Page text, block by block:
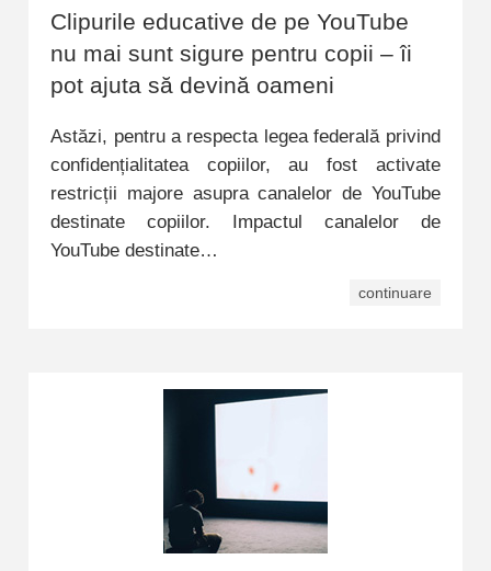
Clipurile educative de pe YouTube
nu mai sunt sigure pentru copii – îi
pot ajuta să devină oameni
Astăzi, pentru a respecta legea federală privind
confidențialitatea copiilor, au fost activate
restricții majore asupra canalelor de YouTube
destinate copiilor. Impactul canalelor de
YouTube destinate…
continuare